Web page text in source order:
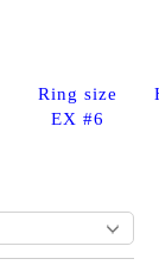
Ring size
EX #6